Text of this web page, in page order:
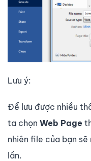
Lưu ý:
Để lưu được nhiều
ta chọn Web Page
nhiên file của bạn
lần.